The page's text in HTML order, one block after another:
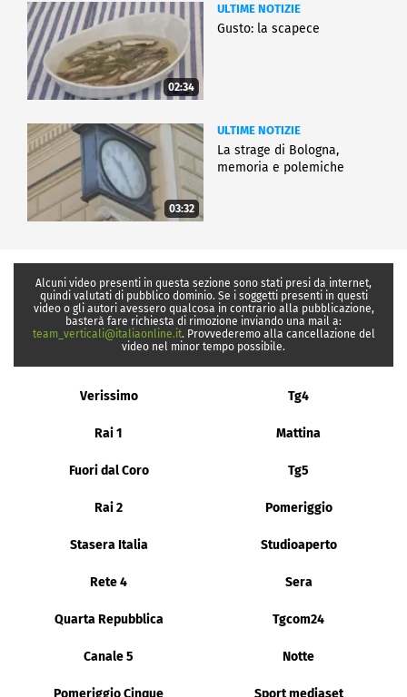
02:34
ULTIME NOTIZIE
Gusto: la scapece
03:32
ULTIME NOTIZIE
La strage di Bologna,
memoria e polemiche
Alcuni video presenti in questa sezione sono stati presi da internet,
quindi valutati di pubblico dominio. Se i soggetti presenti in questi
video o gli autori avessero qualcosa in contrario alla pubblicazione,
basterà fare richiesta di rimozione inviando una mail a:
team_verticali@italiaonline.it. Provvederemo alla cancellazione del
video nel minor tempo possibile.
Verissimo Tg4
Rai 1 Mattina
Fuori dal Coro Tg5
Rai 2 Pomeriggio
Stasera Italia Studioaperto
Rete 4 Sera
Quarta Repubblica Tgcom24
Canale 5 Notte
Pomeriggio Cinque Sport mediaset